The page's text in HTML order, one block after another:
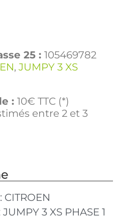
25 : 105469782
, JUMPY 3 XS
: 10€ TTC (*)
entre 2 et 3
CITROEN
JUMPY 3 XS PHASE 1